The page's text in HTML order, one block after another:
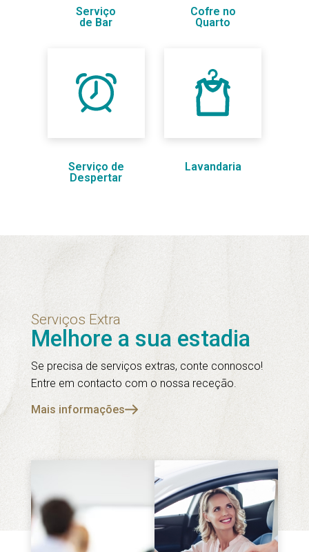
Serviço
de Bar
Cofre no
Quarto
Serviço de
Despertar
Lavandaria
Serviços Extra
Melhore a sua estadia
Se precisa de serviços extras, conte connosco!
Entre em contacto com o nossa receção.
Mais informações